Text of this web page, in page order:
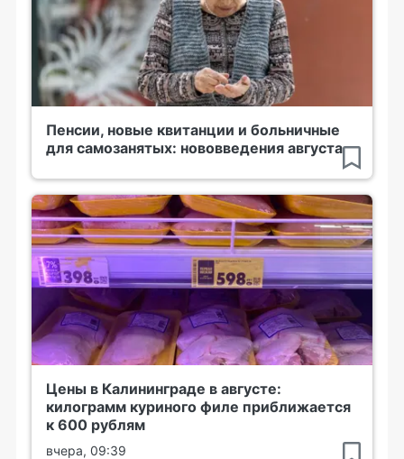
Пенсии, новые квитанции и больничные
для самозанятых: нововведения августа
Цены в Калининграде в августе:
килограмм куриного филе приближается
к 600 рублям
вчера, 09:39